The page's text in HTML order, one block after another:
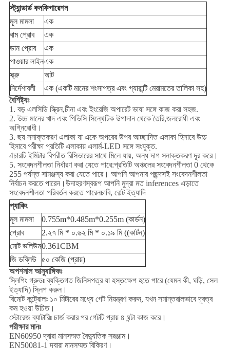
স্ট্যান্ডার্ড কনফিগারেশন
মূল মামলা
এক
বাম প্রোব
এক
ডান প্রোব
এক
পাওয়ার লাইনএক
স্ক্রু
আট
নির্দেশাবলী
এক (একটি মানের শংসাপত্র এবং গ্যারান্টি মেরামতের তালিকা সহ)
বৈশিষ্ট্যঃ
1. বড় এলসিডি স্ক্রিন,চীনা এবং ইংরেজি অপারেট ভাষা সঙ্গে কাজ করা সহজ.
2. উচ্চ মানের খাদ এবং পিভিসি সিন্থেটিক উপাদান থেকে তৈরি,জলরোধী এবং
অগ্নিরোধী।
3. ছয় সনাক্তকরণ এলাকা যা একে অপরের উপর আচ্ছাদিত এলাকা হিসাবে উচ্চ
হিসাবে পরীক্ষা প্রতিটি এলাকায় এলার্ম-LED সঙ্গে সংযুক্ত.
4চারটি ইমিটার বিপরীত রিসিভারের সাথে মিলে যায়, অন্ধ দাগ সনাক্তকরণ দূর করে।
5. সংবেদনশীলতা নির্ধারণ করা যেতে পারে:প্রতিটি অঞ্চলের সংবেদনশীলতা 0 থেকে
255 পর্যন্ত সামঞ্জস্য করা যেতে পারে। আপনি আপনার পছন্দসই সংবেদনশীলতা
নির্বাচন করতে পারেন।উদাহরণস্বরূপ আপনি মুদ্রা মত inferences এড়াতে
সংবেদনশীলতা পরিবর্তন করতে পারেনচাবি, বোল্ট ইত্যাদি
প্যাকিং
মূল মামলা
0.755m*0.485m*0.255m (কার্ডন)
প্রোব
2.২৭ মি * ০.৬২ মি * ০.১৯ মি ((কার্টন)
মোট ভলিউম0.361CBM
জি ডব্লিউ ৫০ কেজি (প্রায়)
অপশনাল আনুষাঙ্গিকঃ
স্লিপিং গ্রুভঃ ব্যক্তিগত জিনিসপত্র যা হস্তক্ষেপ হতে পারে (যেমন কী, ঘড়ি, সেল
ইত্যাদি) স্লিপ করুন।
রিমোট কন্ট্রোলঃ ১০ মিটারের মধ্যে গেট নিয়ন্ত্রণ করুন, যখন সমান্তরালভাবে দূরত্ব
কম হওয়া উচিত।
স্টোরেজ ব্যাটারিঃ চার্জ করার পর গেটটি প্রায় ৪ ঘন্টা কাজ করে।
পরীক্ষার মানঃ
EN60950 দ্বারা মানসম্মত বৈদ্যুতিক সরঞ্জাম।
EN50081-1 দ্বারা মানসম্মত বিকিরণ।